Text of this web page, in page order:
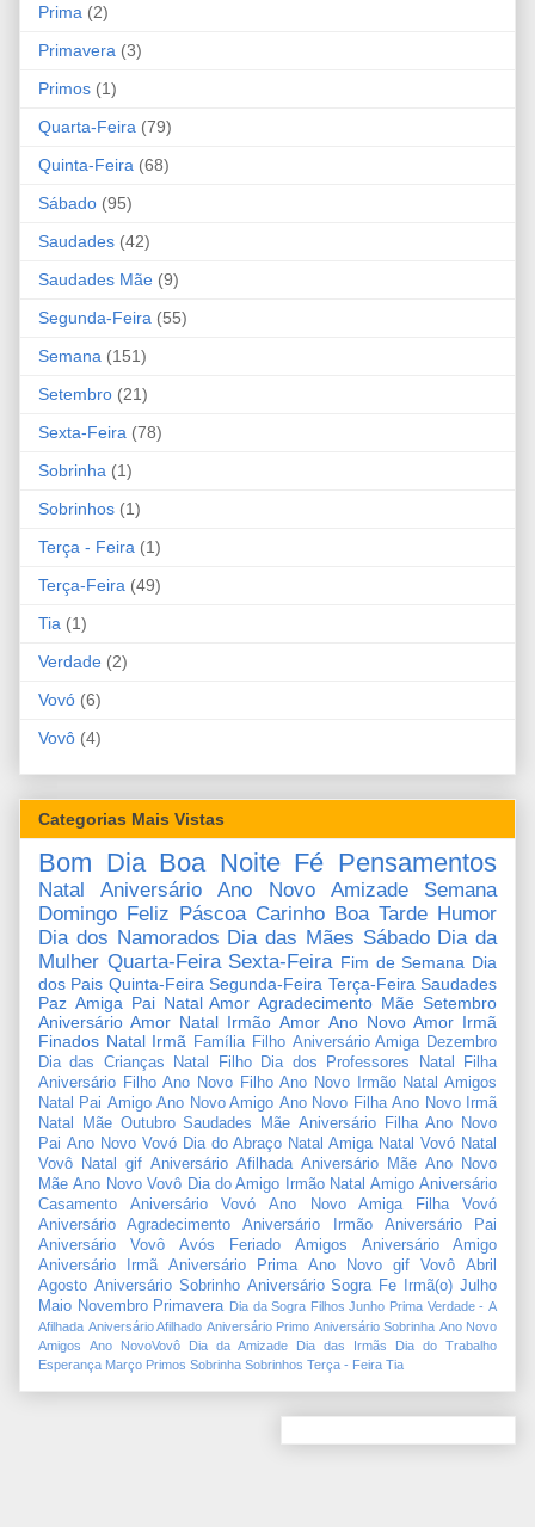
Prima (2)
Primavera (3)
Primos (1)
Quarta-Feira (79)
Quinta-Feira (68)
Sábado (95)
Saudades (42)
Saudades Mãe (9)
Segunda-Feira (55)
Semana (151)
Setembro (21)
Sexta-Feira (78)
Sobrinha (1)
Sobrinhos (1)
Terça - Feira (1)
Terça-Feira (49)
Tia (1)
Verdade (2)
Vovó (6)
Vovô (4)
Categorias Mais Vistas
Bom Dia Boa Noite Fé Pensamentos
Natal Aniversário Ano Novo Amizade
Semana
Domingo Feliz Páscoa Carinho Boa Tarde Humor
Dia dos Namorados Dia das Mães Sábado Dia da
Mulher Quarta-Feira Sexta-Feira Fim de Semana Dia
dos Pais Quinta-Feira Segunda-Feira Terça-Feira Saudades
Paz Amiga Pai Natal Amor Agradecimento Mãe Setembro
Aniversário Amor Natal Irmão Amor Ano Novo Amor Irmã
Finados Natal Irmã Família Filho Aniversário Amiga Dezembro
Dia das Crianças
Natal Filho Dia dos Professores
Natal Filha
Aniversário Filho Ano Novo Filho Ano Novo Irmão Natal Amigos
Natal Pai Amigo Ano Novo Amigo Ano Novo Filha Ano Novo Irmã
Natal Mãe Outubro Saudades Mãe Aniversário Filha Ano Novo
Pai Ano Novo Vovó Dia do Abraço Natal Amiga Natal Vovó Natal
Vovô
Natal gif Aniversário Afilhada Aniversário Mãe Ano Novo
Mãe Ano Novo Vovô Dia do Amigo Irmão Natal Amigo Aniversário
Casamento
Aniversário Vovó Ano Novo Amiga Filha
Vovó
Aniversário Agradecimento
Aniversário Irmão
Aniversário Pai
Aniversário Vovô
Avós Feriado Amigos
Aniversário Amigo
Aniversário Irmã
Aniversário Prima Ano Novo gif Vovô
Abril
Agosto Aniversário Sobrinho Aniversário Sogra Fe Irmã(o) Julho
Maio Novembro Primavera Dia da Sogra Filhos Junho Prima Verdade - A
Afilhada Aniversário Afilhado Aniversário Primo Aniversário Sobrinha Ano Novo
Amigos
Ano NovoVovô Dia da Amizade Dia das Irmãs
Dia do Trabalho
Esperança Março Primos Sobrinha Sobrinhos Terça - Feira Tia